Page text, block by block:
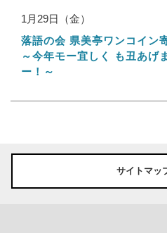
1月29日（金）
落語の会 県美亭ワンコイン
～今年モー宜しく も丑あげ
ー！～
サイトマッ